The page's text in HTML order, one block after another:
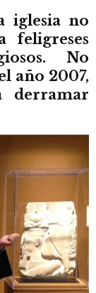
iglesia no
feligreses
No
año 2007,
derramar